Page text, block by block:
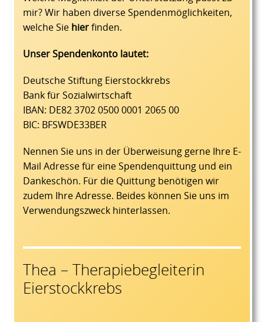
mir? Wir haben diverse Spendenmöglichkeiten,
welche Sie hierfinden.
Unser Spendenkonto lautet:
Deutsche Stiftung Eierstockkrebs
Bank für Sozialwirtschaft
IBAN: DE82 3702 0500 0001 2065 00
BIC: BFSWDE33BER
Nennen Sie uns in der Überweisung gerne Ihre E-
Mail Adresse für eine Spendenquittung und ein
Dankeschön. Für die Quittung benötigen wir
zudem Ihre Adresse. Beides können Sie uns im
Verwendungszweck hinterlassen.
Thea – Therapiebegleiterin
Eierstockkrebs